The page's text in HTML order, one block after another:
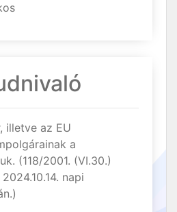
illetve az EU
a
(118/2001. (VI.30.)
napi